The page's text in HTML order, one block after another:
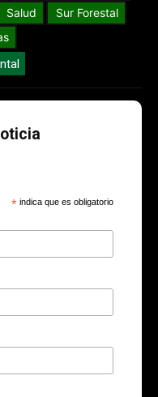
Salud
Sur Forestal
* indica que es obligatorio